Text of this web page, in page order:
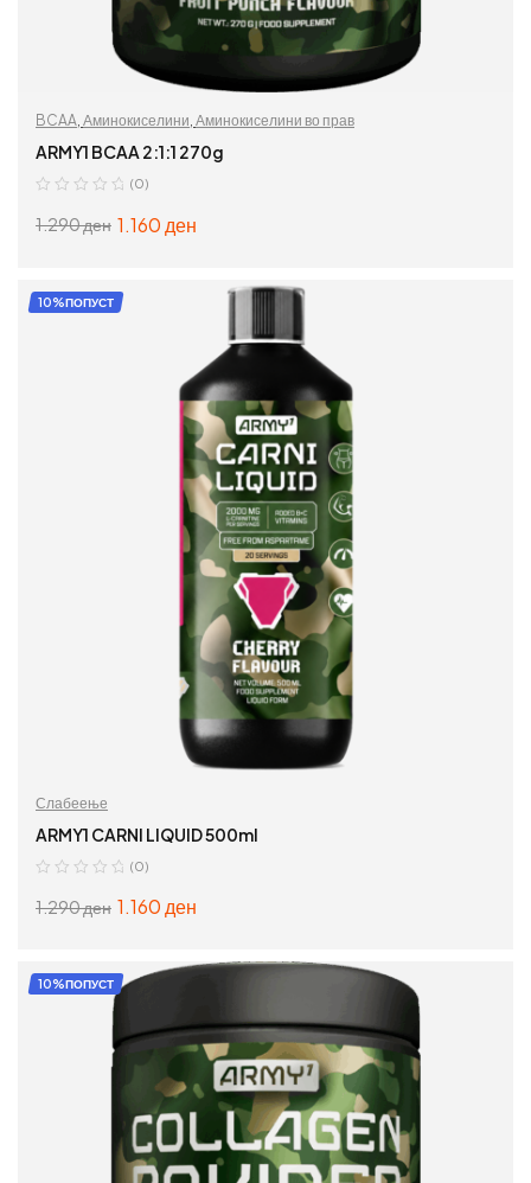
BCAA, Аминокиселини, Аминокиселини во прав
ARMY1 BCAA 2:1:1 270g
(0)
1.290ден 1.160 ден
ИЗБЕРИ ОПЦИИ
10%ПОПУСТ
Слабеење
ARMY1 CARNI LIQUID 500ml
(0)
1.290ден 1.160 ден
10%ПОПУСТ